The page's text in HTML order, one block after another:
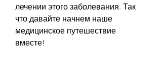
лечении этого заболевания. Так
что давайте начнем наше
медицинское путешествие
вместе!